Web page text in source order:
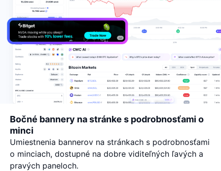
Bočné bannery na stránke s podrobnosťami o
minci
Umiestnenia bannerov na stránkach s podrobnosťami
o minciach, dostupné na dobre viditeľných ľavých a
pravých paneloch.